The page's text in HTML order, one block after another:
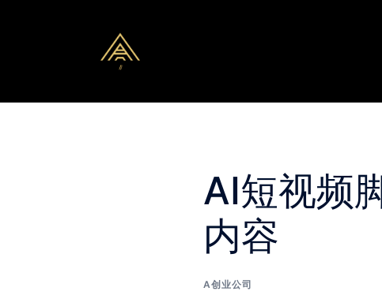
AI短视频
内容
A创业公司